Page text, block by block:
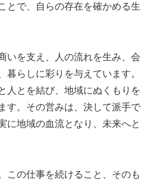
とで、自らの存在を確かめる生
いを支え、人の流れを生み、会
暮らしに彩りを与えています。
人とを結び、地域にぬくもりを
す。その営みは、決して派手で
に地域の血流となり、未来へと
この仕事を続けること、そのも